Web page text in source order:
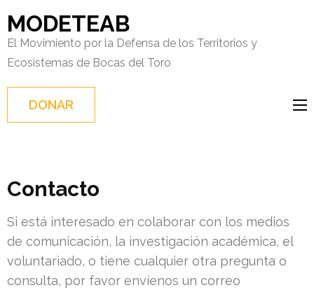
al
contenido
(presiona
Intro)
MODETEAB
El Movimiento por la Defensa de los Territorios y
Ecosistemas de Bocas del Toro
DONAR
Contacto
Si está interesado en colaborar con los medios
de comunicación, la investigación académica, el
voluntariado, o tiene cualquier otra pregunta o
consulta, por favor envíenos un correo